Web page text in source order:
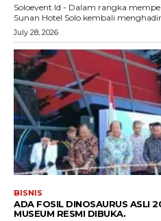
Soloevent.Id - Dalam rangka
Sunan Hotel Solo kembali
July 28, 2026
BISNIS
ADA FOSIL DINOSAURUS ASLI
MUSEUM RESMI DIBUKA.